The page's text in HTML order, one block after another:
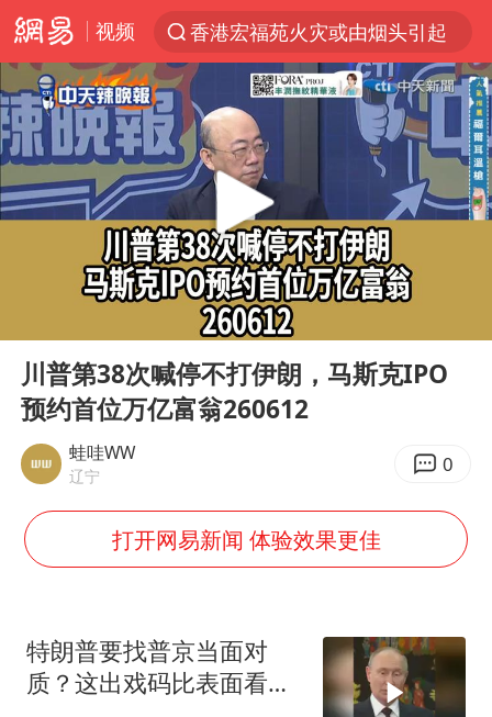
视频
香港宏福苑火灾或由烟头引起
“China Cool”火了，老外爱上中国避暑游
台风白海豚闭眼了
浙江海事局启动Ⅰ级防台应急响应
泰国初中生饮弹自尽前开了26枪
用AI造出新病毒意味着什么
美股创4月份以来最大单周涨幅
胡彦斌获《歌手2026》歌王
79岁老人被城管撞倒后离世案一审开庭
2名小孩玩手机低头幅度近乎折叠
Play
川普第38次喊停不打伊朗，马斯克IPO
预约首位万亿富翁260612
蛙哇WW
辽宁 0
打开网易新闻 体验效果更佳
特朗普要找普京当面对
质？这出戏码比表面看起